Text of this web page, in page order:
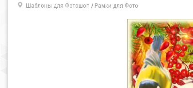
Шаблоны для Фотошоп / Рамки для Фото